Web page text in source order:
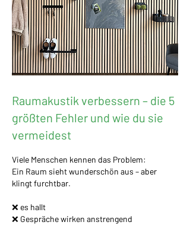
Raumakustik verbessern – die 5
größten Fehler und wie du sie
vermeidest
Viele Menschen kennen das Problem:
Ein Raum sieht wunderschön aus – aber
klingt furchtbar.
❌ es hallt
❌ Gespräche wirken anstrengend